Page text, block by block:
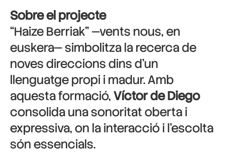
Sobre el projecte
“Haize Berriak” —vents nous, en
euskera— simbolitza la recerca de
noves direccions dins d’un
llenguatge propi i madur. Amb
aquesta formació,Víctor de Diego
consolida una sonoritat oberta i
expressiva, on la interacció i l’escolta
són essencials.